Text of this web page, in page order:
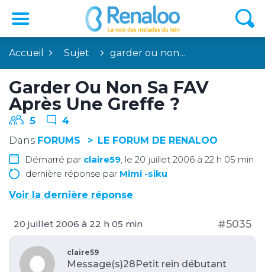
Accueil Sujet garder ou non…
Garder Ou Non Sa FAV
Après Une Greffe ?
5 4
Dans FORUMS
LE FORUM DE RENALOO
Démarré par claire59 , le 20 juillet 2006 à 22 h 05 min
dernière réponse par Mimi -siku
Voir la dernière réponse
20 juillet 2006 à 22 h 05 min #5035
claire59
Message(s)28Petit rein débutant